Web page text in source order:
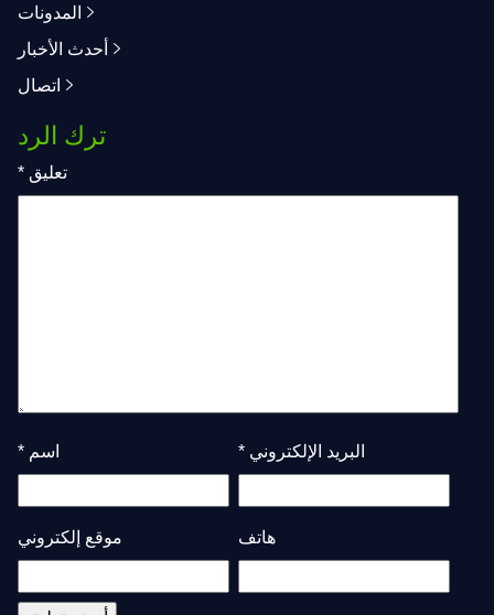
المدونات
أحدث الأخبار
اتصال
ترك الرد
تعليق *
اسم * البريد الإلكتروني *
موقع إلكتروني هاتف